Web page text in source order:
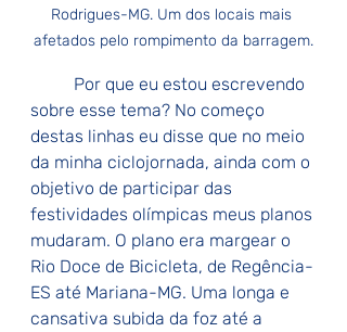
Rodrigues-MG. Um dos locais mais
afetados pelo rompimento da barragem.
Por que eu estou escrevendo
sobre esse tema? No começo
destas linhas eu disse que no meio
da minha ciclojornada, ainda com o
objetivo de participar das
festividades olímpicas meus planos
mudaram. O plano era margear o
Rio Doce de Bicicleta, de Regência-
ES até Mariana-MG. Uma longa e
cansativa subida da foz até a